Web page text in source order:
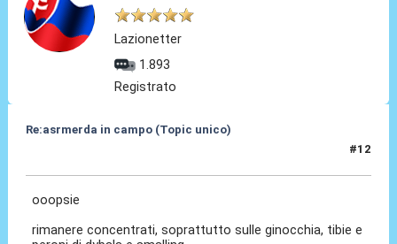
Lazionetter
1.893
Registrato
Re:asrmerda in campo (Topic unico)
#12
ooopsie
rimanere concentrati, soprattutto sulle ginocchia, tibie e